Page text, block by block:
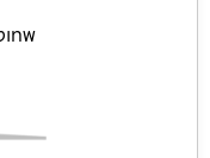
ทพ